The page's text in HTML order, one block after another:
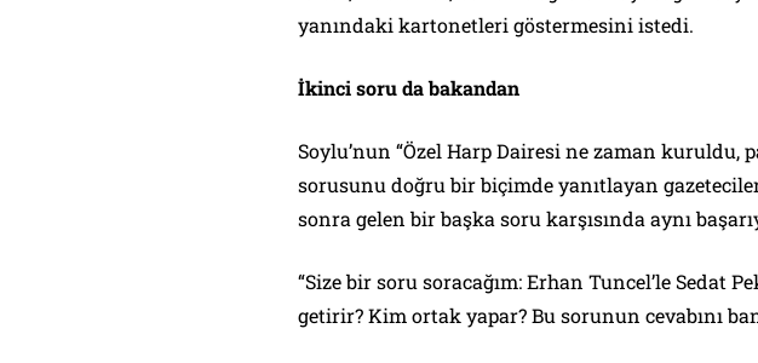
yanındaki kartonetleri göstermesini istedi.
İkinci soru da bakandan
Soylu’nun “Özel Harp Dairesi ne zaman kuruldu,
sorusunu doğru bir biçimde yanıtlayan
sonra gelen bir başka soru karşısında aynı
“Size bir soru soracağım: Erhan Tuncel’le Sedat
getirir? Kim ortak yapar? Bu sorunun cevabını